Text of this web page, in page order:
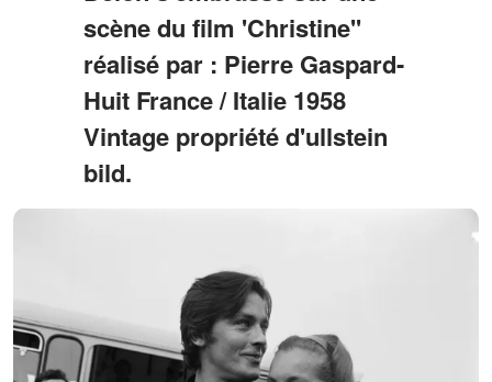
scène du film 'Christine''
réalisé par : Pierre Gaspard-
Huit France / Italie 1958
Vintage propriété d'ullstein
bild.